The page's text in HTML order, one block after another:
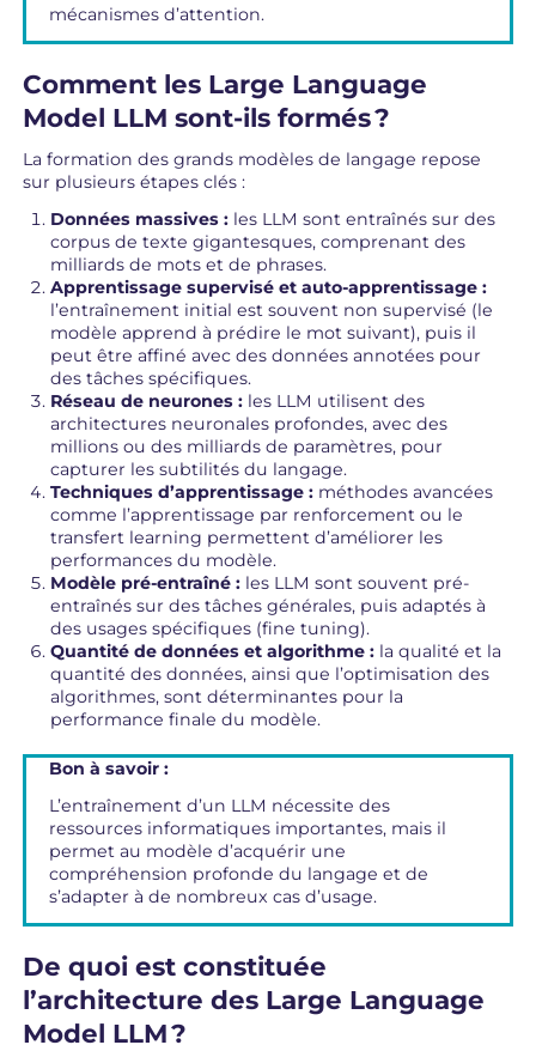
mécanismes d’attention.
Comment les Large Language
Model LLM sont-ils formés ?
La formation des grands modèles de langage repose
sur plusieurs étapes clés :
Données massives :les LLM sont entraînés sur des
corpus de texte gigantesques, comprenant des
milliards de mots et de phrases.
Apprentissage supervisé et auto-apprentissage :
l’entraînement initial est souvent non supervisé (le
modèle apprend à prédire le mot suivant), puis il
peut être affiné avec des données annotées pour
des tâches spécifiques.
Réseau de neurones :les LLM utilisent des
architectures neuronales profondes, avec des
millions ou des milliards de paramètres, pour
capturer les subtilités du langage.
Techniques d’apprentissage :méthodes avancées
comme l’apprentissage par renforcement ou le
transfert learning permettent d’améliorer les
performances du modèle.
Modèle pré-entraîné :les LLM sont souvent pré-
entraînés sur des tâches générales, puis adaptés à
des usages spécifiques (fine tuning).
Quantité de données et algorithme :la qualité et la
quantité des données, ainsi que l’optimisation des
algorithmes, sont déterminantes pour la
performance finale du modèle.
Bon à savoir :
L’entraînement d’un LLM nécessite des
ressources informatiques importantes, mais il
permet au modèle d’acquérir une
compréhension profonde du langage et de
s’adapter à de nombreux cas d’usage.
De quoi est constituée
l’architecture des Large Language
Model LLM ?